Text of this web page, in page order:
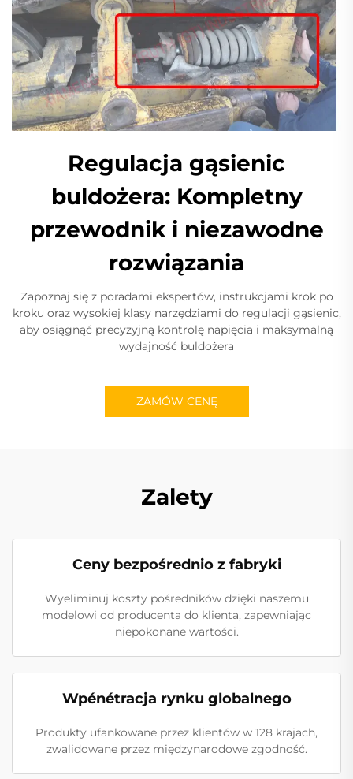
Regulacja gąsienic
buldożera: Kompletny
przewodnik i niezawodne
rozwiązania
Zapoznaj się z poradami ekspertów, instrukcjami krok po
kroku oraz wysokiej klasy narzędziami do regulacji gąsienic,
aby osiągnąć precyzyjną kontrolę napięcia i maksymalną
wydajność buldożera
ZAMÓW CENĘ
Zalety
Ceny bezpośrednio z fabryki
Wyeliminuj koszty pośredników dzięki naszemu
modelowi od producenta do klienta, zapewniając
niepokonane wartości.
Wpénétracja rynku globalnego
Produkty ufankowane przez klientów w 128 krajach,
zwalidowane przez międzynarodowe zgodność.